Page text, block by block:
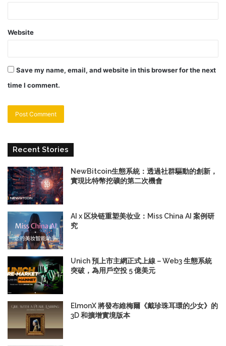
Website
Save my name, email, and website in this browser for the next
time I comment.
Recent Stories
NewBitcoin生態系統：透過社群驅動的創新，
實現比特幣挖礦的第二次機會
AI x 区块链重塑美妆业：Miss China AI 案例研
究
Unich 預上市主網正式上線－Web3 生態系統
突破，為用戶空投 5 億美元
ElmonX 將發布維梅爾《戴珍珠耳環的少女》的
3D 和擴增實境版本